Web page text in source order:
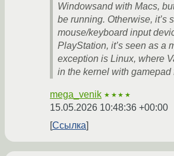
Windowsand with Macs,
be running. Otherwise, it’s
mouse/keyboard input
PlayStation, it’s seen as a
exception is Linux, where
in the kernel with gamepad
mega_venik ★★★★
15.05.2026 10:48:36 +00:00
Ссылка